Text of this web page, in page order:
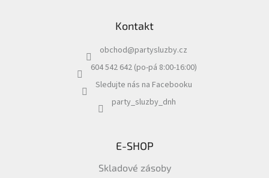
Kontakt
obchod@partysluzby.cz
604 542 642 (po-pá 8:00-16:00)
Sledujte nás na Facebooku
party_sluzby_dnh
E-SHOP
Skladové zásoby